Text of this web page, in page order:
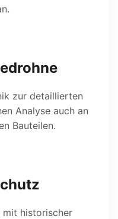
zur detaillierten
Analyse auch an
Bauteilen.
mit historischer